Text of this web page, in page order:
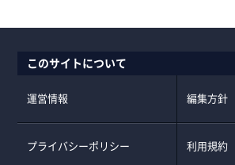
このサイトについて
運営情報 編集方針
プライバシーポリシー 利用規約